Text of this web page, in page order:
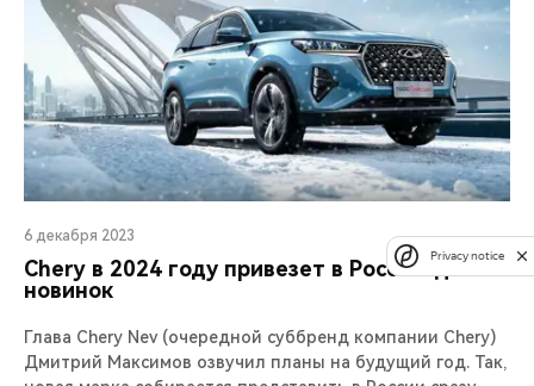
6 декабря 2023
Chery в 2024 году привезет в Россию десять
новинок
Глава Chery Nev (очередной суббренд компании Chery)
Дмитрий Максимов озвучил планы на будущий год. Так,
Privacy notice